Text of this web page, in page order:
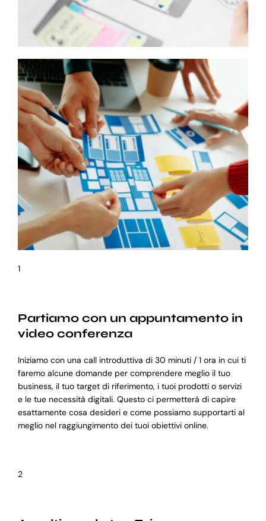
1
Partiamo con un appuntamento in
video conferenza
Iniziamo con una call introduttiva di 30 minuti / 1 ora in cui ti
faremo alcune domande per comprendere meglio il tuo
business, il tuo target di riferimento, i tuoi prodotti o servizi
e le tue necessità digitali. Questo ci permetterà di capire
esattamente cosa desideri e come possiamo supportarti al
meglio nel raggiungimento dei tuoi obiettivi online.
2